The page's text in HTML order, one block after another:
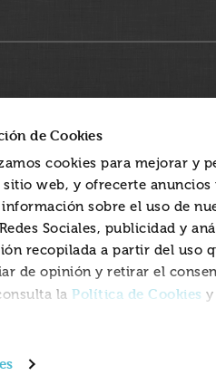
de Cookies
cookies para mejorar y
web, y ofrecerte anuncios
sobre el uso de
Sociales, publicidad y
recopilada a partir del uso
de opinión y retirar el
laPolítica de Cookies y